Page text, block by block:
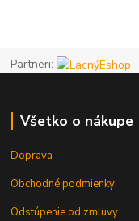
Partneri:
Všetko o nákupe
Doprava
Obchodné podmienky
Odstúpenie od zmluvy